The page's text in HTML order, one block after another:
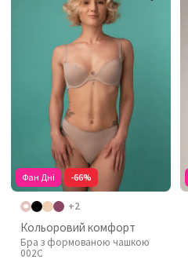
Фан Дні -66%
+2
Кольоровий комфорт
Бра з формованою чашкою
002C